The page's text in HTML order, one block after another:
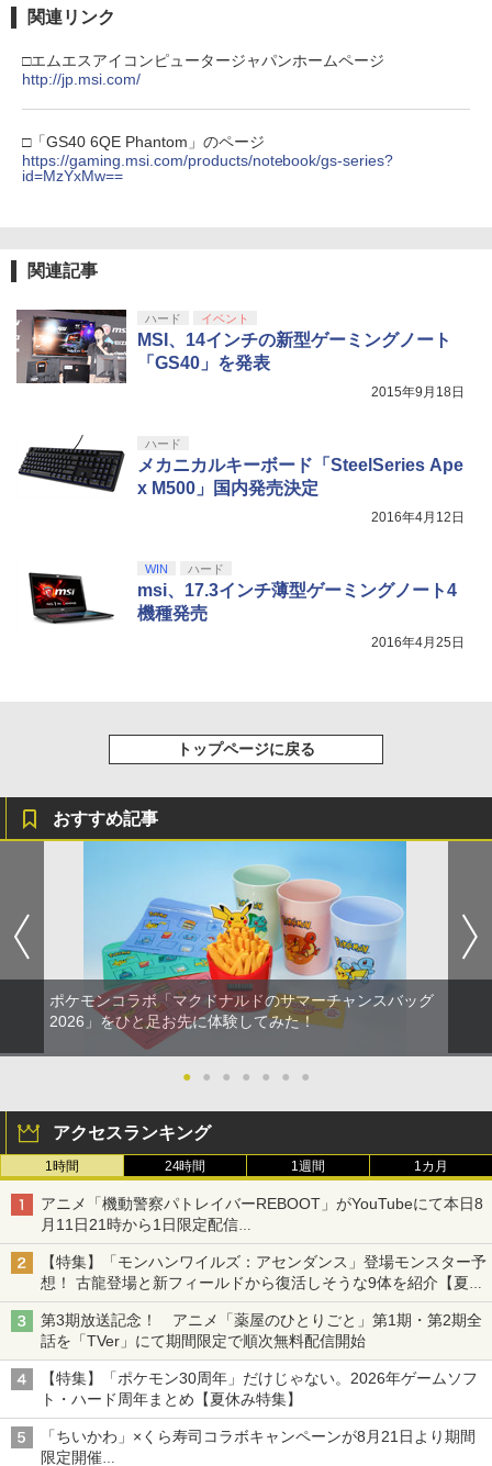
関連リンク
□エムエスアイコンピュータージャパンホームページ
http://jp.msi.com/
□「GS40 6QE Phantom」のページ
https://gaming.msi.com/products/notebook/gs-series?
id=MzYxMw==
関連記事
ハード イベント
MSI、14インチの新型ゲーミングノート
「GS40」を発表
2015年9月18日
ハード
メカニカルキーボード「SteelSeries Ape
x M500」国内発売決定
2016年4月12日
WIN ハード
msi、17.3インチ薄型ゲーミングノート4
機種発売
2016年4月25日
トップページに戻る
おすすめ記事
ポケモンコラボ「マクドナルドのサマーチャンスバッグ
2026」をひと足お先に体験してみた！
● ● ● ● ● ● ●
アクセスランキング
1時間 24時間 1週間 1カ月
アニメ「機動警察パトレイバーREBOOT」がYouTubeにて本日8
月11日21時から1日限定配信
8月14日にはU-NEXTで限定配信
【特集】「モンハンワイルズ：アセンダンス」登場モンスター予
想！ 古龍登場と新フィールドから復活しそうな9体を紹介【夏休
み特集2026】
第3期放送記念！ アニメ「薬屋のひとりごと」第1期・第2期全
話を「TVer」にて期間限定で順次無料配信開始
【特集】「ポケモン30周年」だけじゃない。2026年ゲームソフ
ト・ハード周年まとめ【夏休み特集】
「ちいかわ」×くら寿司コラボキャンペーンが8月21日より期間
限定開催